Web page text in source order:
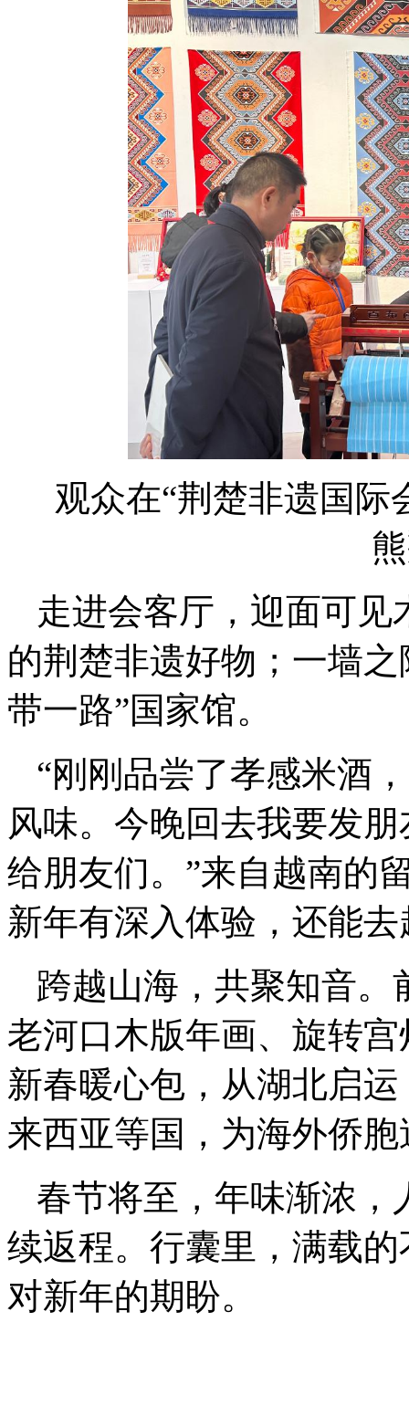
观众在“荆楚非遗国际
走进会客厅，迎面可
的荆楚非遗好物；一墙
带一路”国家馆。
“刚刚品尝了孝感米酒
风味。今晚回去我要发
给朋友们。”来自越南的
新年有深入体验，还能
跨越山海，共聚知音
老河口木版年画、旋转
新春暖心包，从湖北启
来西亚等国，为海外侨
春节将至，年味渐浓，
续返程。行囊里，满载
对新年的期盼。